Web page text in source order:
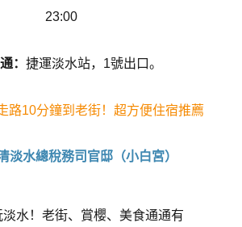
23:00
： 捷運淡水站，1號出口。
路10分鐘到老街！超方便住宿推薦
淡水總稅務司官邸（小白宮）